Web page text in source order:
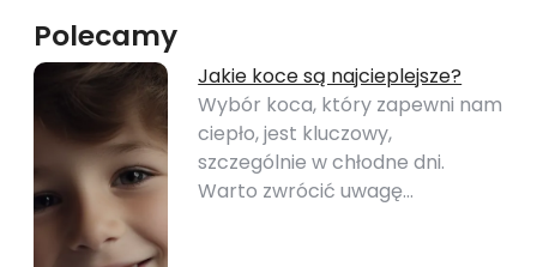
Polecamy
Jakie koce są najcieplejsze?
Wybór koca, który zapewni nam
ciepło, jest kluczowy,
szczególnie w chłodne dni.
Warto zwrócić uwagę…